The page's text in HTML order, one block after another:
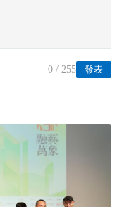
發表
0 / 255